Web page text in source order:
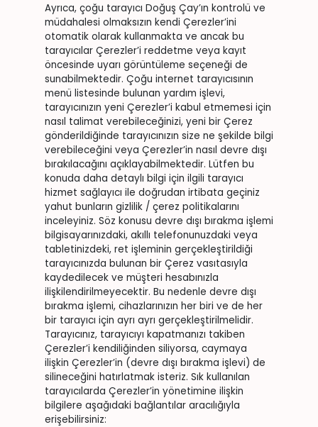
Ayrıca, çoğu tarayıcı Doğuş Çay’ın kontrolü ve
müdahalesi olmaksızın kendi Çerezler’ini
otomatik olarak kullanmakta ve ancak bu
tarayıcılar Çerezler’i reddetme veya kayıt
öncesinde uyarı görüntüleme seçeneği de
sunabilmektedir. Çoğu internet tarayıcısının
menü listesinde bulunan yardım işlevi,
tarayıcınızın yeni Çerezler’i kabul etmemesi için
nasıl talimat verebileceğinizi, yeni bir Çerez
gönderildiğinde tarayıcınızın size ne şekilde bilgi
verebileceğini veya Çerezler’in nasıl devre dışı
bırakılacağını açıklayabilmektedir. Lütfen bu
konuda daha detaylı bilgi için ilgili tarayıcı
hizmet sağlayıcı ile doğrudan irtibata geçiniz
yahut bunların gizlilik / çerez politikalarını
inceleyiniz. Söz konusu devre dışı bırakma işlemi
bilgisayarınızdaki, akıllı telefonunuzdaki veya
tabletinizdeki, ret işleminin gerçekleştirildiği
tarayıcınızda bulunan bir Çerez vasıtasıyla
kaydedilecek ve müşteri hesabınızla
ilişkilendirilmeyecektir. Bu nedenle devre dışı
bırakma işlemi, cihazlarınızın her biri ve de her
bir tarayıcı için ayrı ayrı gerçekleştirilmelidir.
Tarayıcınız, tarayıcıyı kapatmanızı takiben
Çerezler’i kendiliğinden siliyorsa, caymaya
ilişkin Çerezler’in (devre dışı bırakma işlevi) de
silineceğini hatırlatmak isteriz. Sık kullanılan
tarayıcılarda Çerezler’in yönetimine ilişkin
bilgilere aşağıdaki bağlantılar aracılığıyla
erişebilirsiniz: